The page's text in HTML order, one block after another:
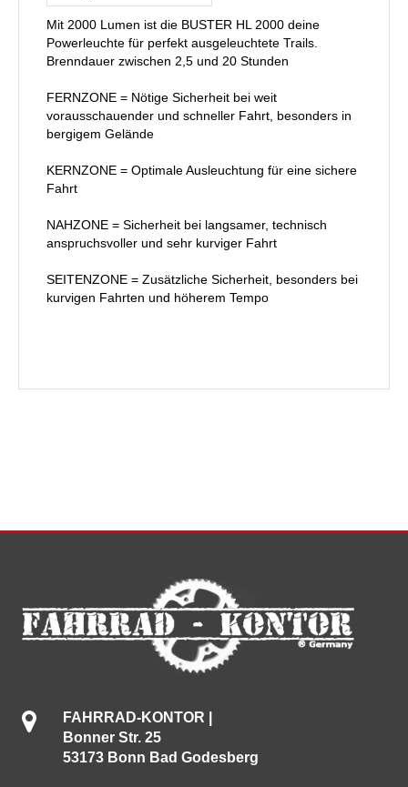
Mit 2000 Lumen ist die BUSTER HL 2000 deine
Powerleuchte für perfekt ausgeleuchtete Trails.
Brenndauer zwischen 2,5 und 20 Stunden
FERNZONE = Nötige Sicherheit bei weit
vorausschauender und schneller Fahrt, besonders in
bergigem Gelände
KERNZONE = Optimale Ausleuchtung für eine sichere
Fahrt
NAHZONE = Sicherheit bei langsamer, technisch
anspruchsvoller und sehr kurviger Fahrt
SEITENZONE = Zusätzliche Sicherheit, besonders bei
kurvigen Fahrten und höherem Tempo
FAHRRAD-KONTOR |
Bonner Str. 25
53173 Bonn Bad Godesberg